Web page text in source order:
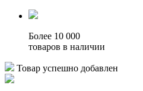
Более 10 000
товаров в наличии
Товар успешно добавлен